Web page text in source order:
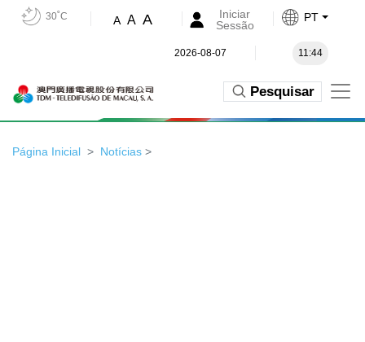
30˚C A A A
Iniciar
Sessão
PT
2026-08-07 11:44
Pesquisar
Página Inicial Notícias >